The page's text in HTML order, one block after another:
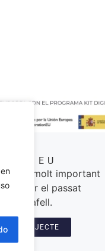
és molt important
el passat
de Calafell.
EL PROJECTE